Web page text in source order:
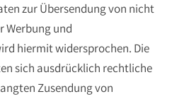
zur Übersendung von nicht
Werbung und
hiermit widersprochen. Die
sich ausdrücklich rechtliche
Zusendung von